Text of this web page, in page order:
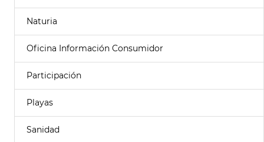
Naturia
Oficina Información Consumidor
Participación
Playas
Sanidad